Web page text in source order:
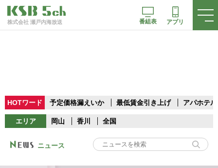
株式会社 瀬戸内海放送 番組表 アプリ
HOTワード 予定価格漏えいか 最低賃金引き上げ アパホテル
エリア 岡山 香川 全国
ニュース